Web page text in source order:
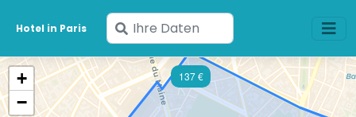
Hotel in Paris
Geben
Sie
Ihre
Daten
ein
137 €
+
−